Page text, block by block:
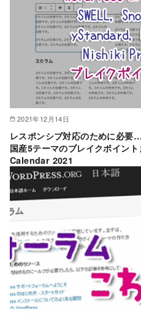
2021年12月14日
レスポンシブ対応のために必
国産5テーマのブレイクポイン
Calendar 2021